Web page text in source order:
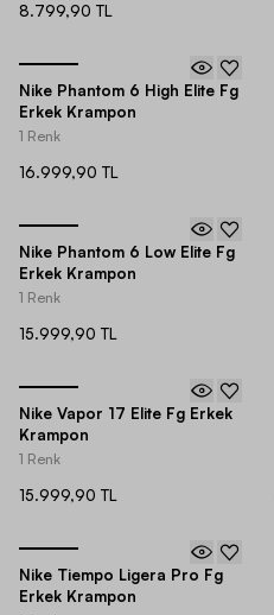
8.799,90 TL
Nike Phantom 6 High Elite Fg
Erkek Krampon
1 Renk
16.999,90 TL
Nike Phantom 6 Low Elite Fg
Erkek Krampon
1 Renk
15.999,90 TL
Nike Vapor 17 Elite Fg Erkek
Krampon
1 Renk
15.999,90 TL
Nike Tiempo Ligera Pro Fg
Erkek Krampon